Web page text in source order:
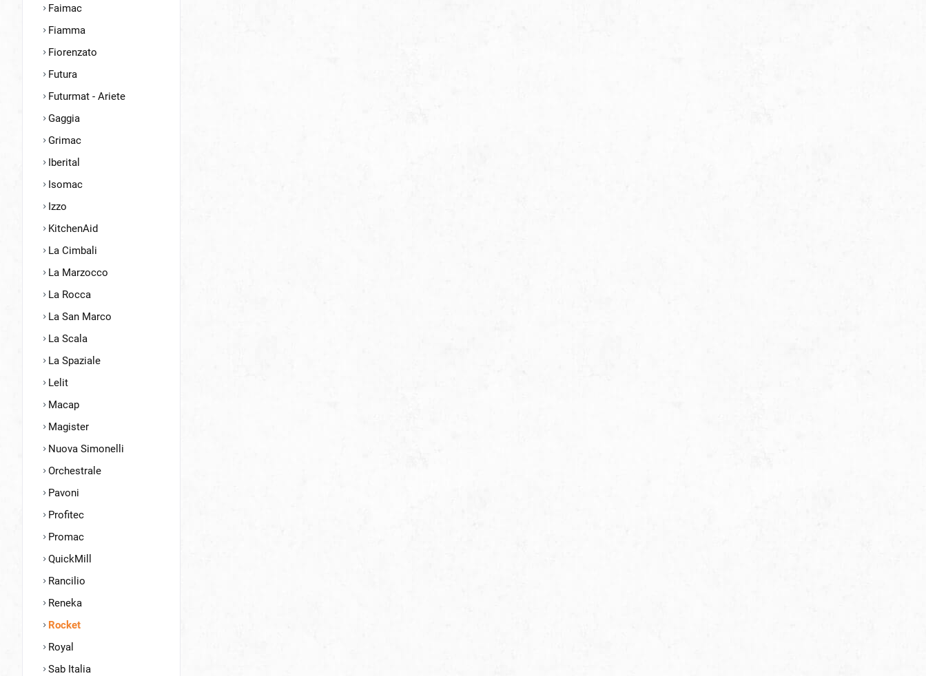
Faimac
Fiamma
Fiorenzato
Futura
Futurmat - Ariete
Gaggia
Grimac
Iberital
Isomac
Izzo
KitchenAid
La Cimbali
La Marzocco
La Rocca
La San Marco
La Scala
La Spaziale
Lelit
Macap
Magister
Nuova Simonelli
Orchestrale
Pavoni
Profitec
Promac
QuickMill
Rancilio
Reneka
Rocket
Royal
Sab Italia